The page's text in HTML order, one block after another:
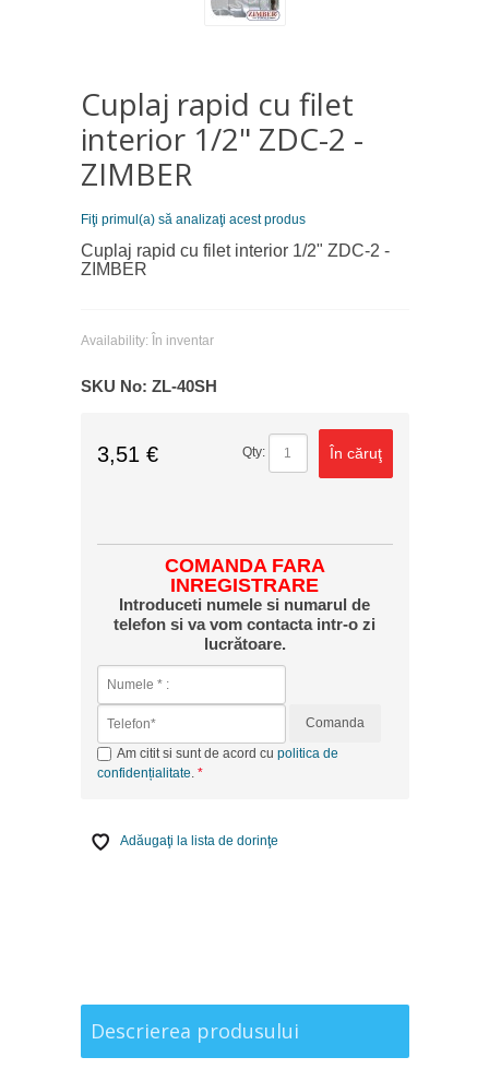
Cuplaj rapid cu filet
interior 1/2" ZDC-2 -
ZIMBER
Fiţi primul(a) să analizaţi acest produs
Cuplaj rapid cu filet interior 1/2" ZDC-2 -
ZIMBER
Availability: În inventar
SKU No: ZL-40SH
3,51 € Qty: În căruţ
COMANDA FARA
INREGISTRARE
Introduceti numele si numarul de
telefon si va vom contacta intr-o zi
lucrătoare.
Comanda
Am citit si sunt de acord cu politica de
confidențialitate.
Adăugaţi la lista de dorinţe
Descrierea produsului